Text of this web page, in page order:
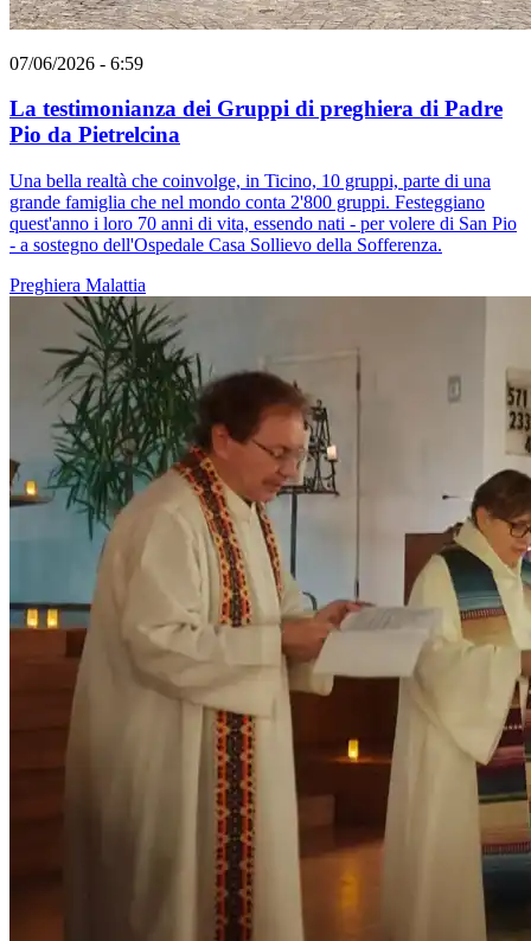
07/06/2026 - 6:59
La testimonianza dei Gruppi di preghiera di Padre
Pio da Pietrelcina
Una bella realtà che coinvolge, in Ticino, 10 gruppi, parte di una
grande famiglia che nel mondo conta 2'800 gruppi. Festeggiano
quest'anno i loro 70 anni di vita, essendo nati - per volere di San Pio
- a sostegno dell'Ospedale Casa Sollievo della Sofferenza.
Preghiera Malattia